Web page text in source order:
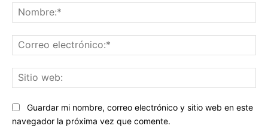
Guardar mi nombre, correo electrónico y sitio web en este
navegador la próxima vez que comente.